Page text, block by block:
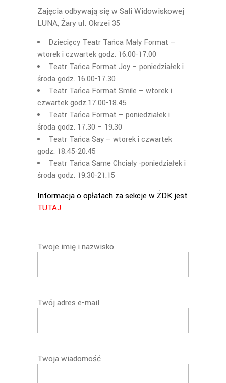
Zajęcia odbywają się w Sali Widowiskowej
LUNA, Żary ul. Okrzei 35
Dziecięcy Teatr Tańca Mały Format –
wtorek i czwartek godz. 16.00-17.00
Teatr Tańca Format Joy – poniedziałek i
środa godz. 16.00-17.30
Teatr Tańca Format Smile – wtorek i
czwartek godz.17.00-18.45
Teatr Tańca Format – poniedziałek i
środa godz. 17.30 – 19.30
Teatr Tańca Say – wtorek i czwartek
godz. 18.45-20.45
Teatr Tańca Same Chciały -poniedziałek i
środa godz. 19.30-21.15
Informacja o opłatach za sekcje w ŻDK jest
TUTAJ
Twoje imię i nazwisko
Twój adres e-mail
Twoja wiadomość